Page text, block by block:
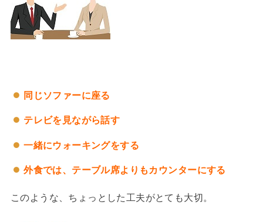
同じソファーに座る
テレビを見ながら話す
一緒にウォーキングをする
外食では、テーブル席よりもカウンターにする
このような、ちょっとした工夫がとても大切。